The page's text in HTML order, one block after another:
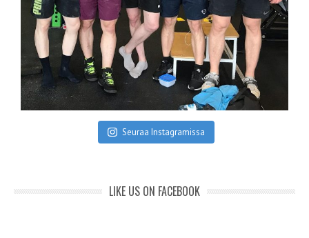
Seuraa Instagramissa
LIKE US ON FACEBOOK